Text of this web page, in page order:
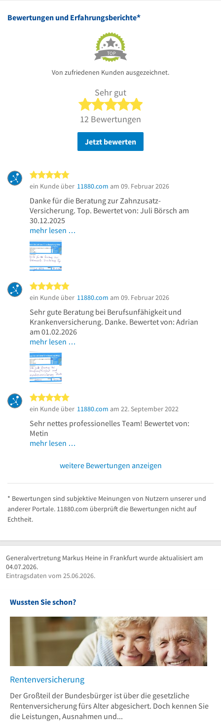
Bewertungen und Erfahrungsberichte*
TOP
Von zufriedenen Kunden ausgezeichnet.
Sehr gut
5 von 5 Sternen
12 Bewertungen
Jetzt bewerten
ein Kunde über 11880.com am 09. Februar 2026
Danke für die Beratung zur Zahnzusatz-
Versicherung. Top. Bewertet von: Juli Börsch am
30.12.2025
mehr lesen …
ein Kunde über 11880.com am 09. Februar 2026
Sehr gute Beratung bei Berufsunfähigkeit und
Krankenversicherung. Danke. Bewertet von: Adrian
am 01.02.2026
mehr lesen …
ein Kunde über 11880.com am 22. September 2022
Sehr nettes professionelles Team! Bewertet von:
Metin
mehr lesen …
weitere Bewertungen anzeigen
* Bewertungen sind subjektive Meinungen von Nutzern unserer und
anderer Portale. 11880.com überprüft die Bewertungen nicht auf
Echtheit.
Generalvertretung Markus Heine in Frankfurt wurde aktualisiert am
04.07.2026.
Eintragsdaten vom 25.06.2026.
Wussten Sie schon?
Rentenversicherung
Der Großteil der Bundesbürger ist über die gesetzliche
Rentenversicherung fürs Alter abgesichert. Doch kennen Sie
die Leistungen, Ausnahmen und...